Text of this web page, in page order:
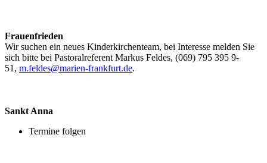
Frauenfrieden
Wir suchen ein neues Kinderkirchenteam, bei Interesse melden Sie
sich bitte bei Pastoralreferent Markus Feldes, (069) 795 395 9-
51, m.feldes@marien-frankfurt.de.
Sankt Anna
Termine folgen